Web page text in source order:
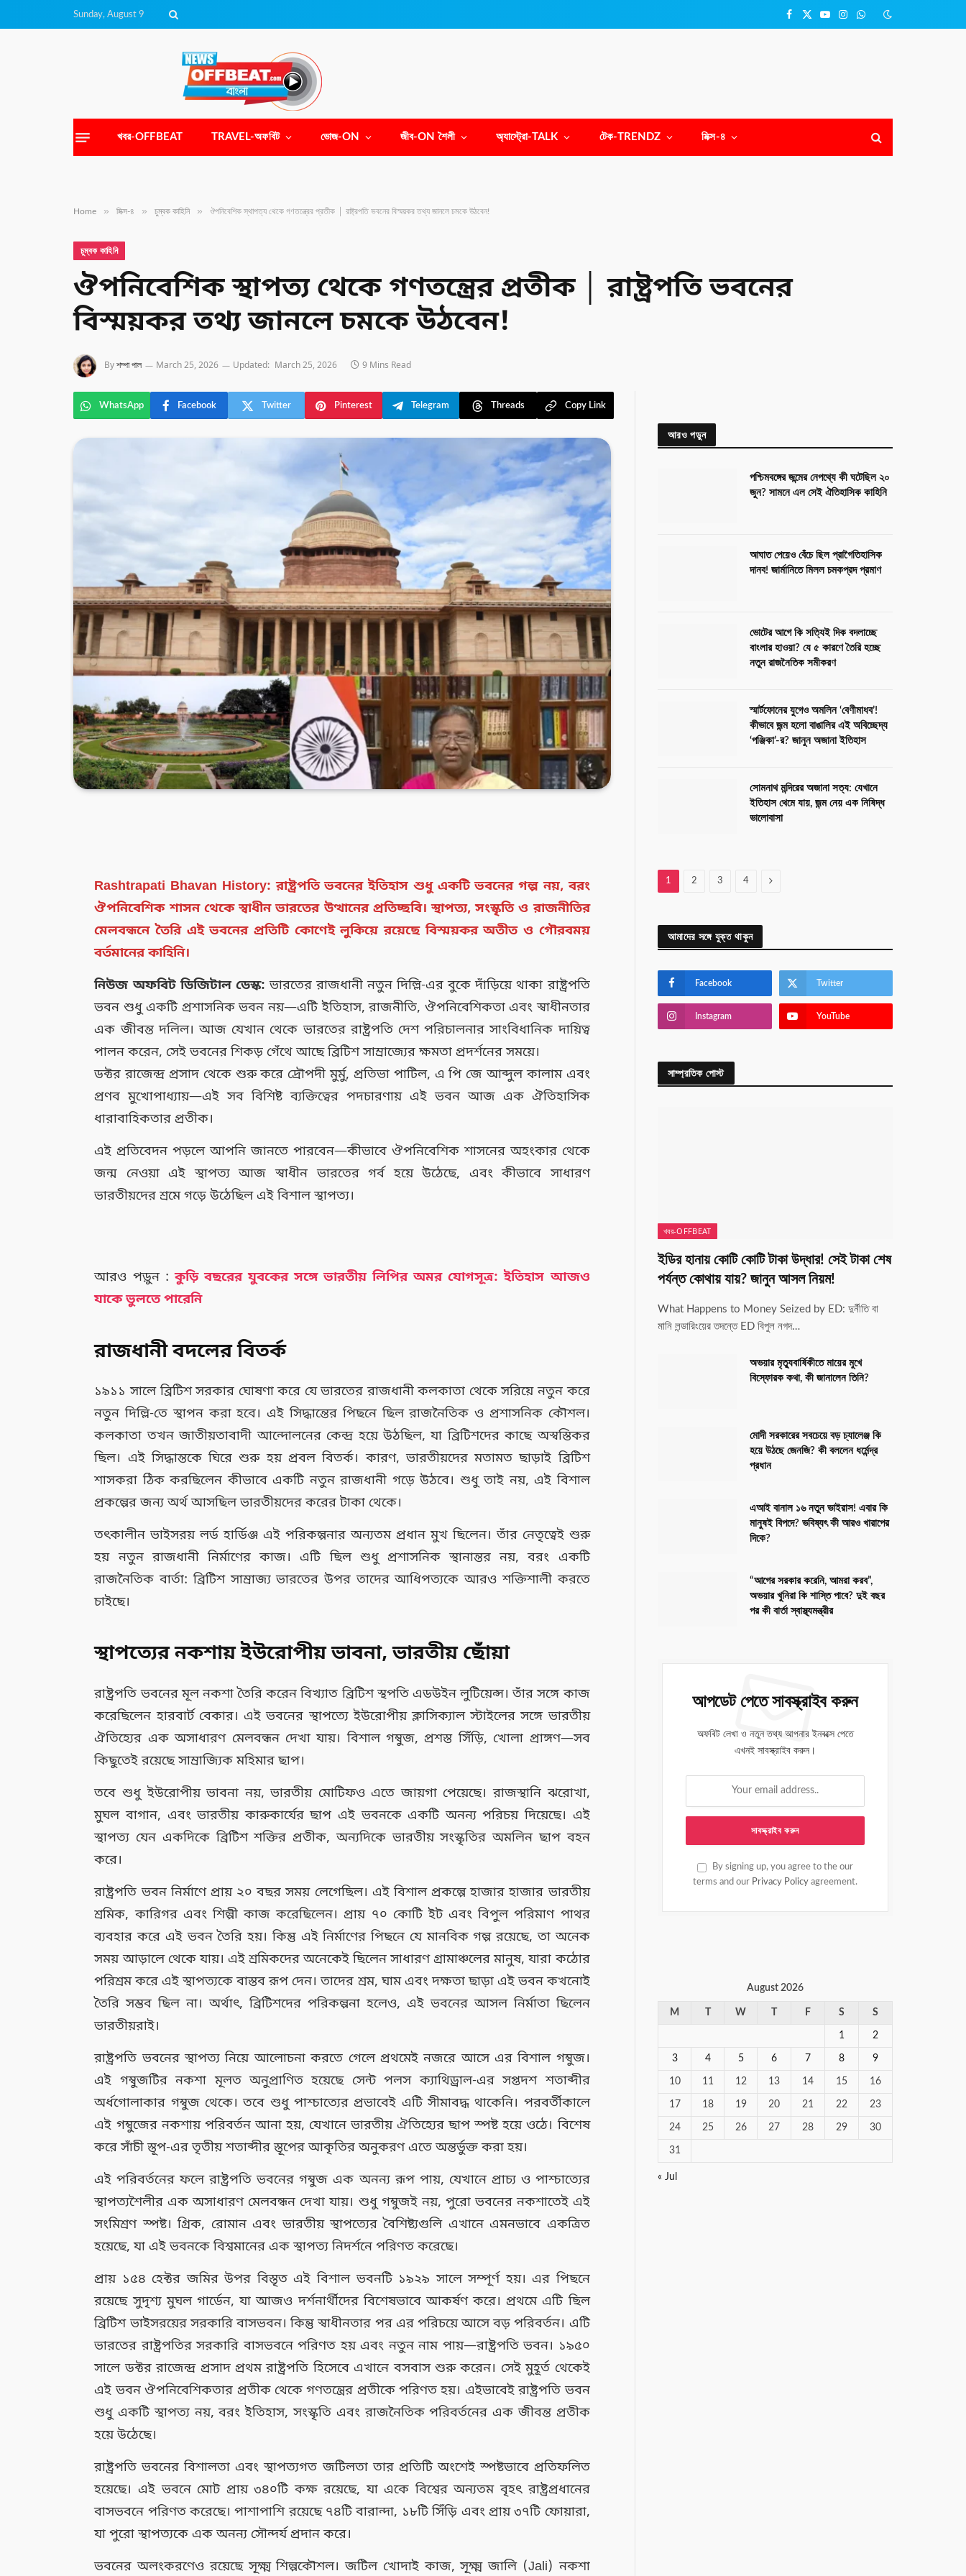
Sunday, August 9
Facebook
X
YouTubeInstagram
WhatsApp
খবর-OFFBEAT TRAVEL-অফবিট ভোজ-ON জীব-ON শৈলী অ্যাস্ট্রো-TALK টেক-TRENDZ মিক্স-৪
Home » মিক্স-৪ » চুম্বক কাহিনি » ঔপনিবেশিক স্থাপত্য থেকে গণতন্ত্রের প্রতীক │ রাষ্ট্রপতি ভবনের বিস্ময়কর তথ্য জানলে চমকে উঠবেন!
চুম্বক কাহিনি
ঔপনিবেশিক স্থাপত্য থেকে গণতন্ত্রের প্রতীক │ রাষ্ট্রপতি ভবনের
বিস্ময়কর তথ্য জানলে চমকে উঠবেন!
Byশম্পা পাল March 25, 2026 Updated: March 25, 2026 9 Mins Read
WhatsApp Facebook Twitter Pinterest Telegram Threads Copy Link
Rashtrapati Bhavan History: রাষ্ট্রপতি ভবনের ইতিহাস শুধু একটি ভবনের গল্প নয়, বরং
ঔপনিবেশিক শাসন থেকে স্বাধীন ভারতের উত্থানের প্রতিচ্ছবি। স্থাপত্য, সংস্কৃতি ও রাজনীতির
মেলবন্ধনে তৈরি এই ভবনের প্রতিটি কোণেই লুকিয়ে রয়েছে বিস্ময়কর অতীত ও গৌরবময়
বর্তমানের কাহিনি।
নিউজ অফবিট ডিজিটাল ডেস্ক: ভারতের রাজধানী নতুন দিল্লি-এর বুকে দাঁড়িয়ে থাকা রাষ্ট্রপতি
ভবন শুধু একটি প্রশাসনিক ভবন নয়—এটি ইতিহাস, রাজনীতি, ঔপনিবেশিকতা এবং স্বাধীনতার
এক জীবন্ত দলিল। আজ যেখান থেকে ভারতের রাষ্ট্রপতি দেশ পরিচালনার সাংবিধানিক দায়িত্ব
পালন করেন, সেই ভবনের শিকড় গেঁথে আছে ব্রিটিশ সাম্রাজ্যের ক্ষমতা প্রদর্শনের সময়ে।
ডক্টর রাজেন্দ্র প্রসাদ থেকে শুরু করে দ্রৌপদী মুর্মু, প্রতিভা পাটিল, এ পি জে আব্দুল কালাম এবং
প্রণব মুখোপাধ্যায়—এই সব বিশিষ্ট ব্যক্তিত্বের পদচারণায় এই ভবন আজ এক ঐতিহাসিক
ধারাবাহিকতার প্রতীক।
এই প্রতিবেদন পড়লে আপনি জানতে পারবেন—কীভাবে ঔপনিবেশিক শাসনের অহংকার থেকে
জন্ম নেওয়া এই স্থাপত্য আজ স্বাধীন ভারতের গর্ব হয়ে উঠেছে, এবং কীভাবে সাধারণ
ভারতীয়দের শ্রমে গড়ে উঠেছিল এই বিশাল স্থাপত্য।
আরও পড়ুন :কুড়ি বছরের যুবকের সঙ্গে ভারতীয় লিপির অমর যোগসূত্র: ইতিহাস আজও
যাকে ভুলতে পারেনি
রাজধানী বদলের বিতর্ক
১৯১১ সালে ব্রিটিশ সরকার ঘোষণা করে যে ভারতের রাজধানী কলকাতা থেকে সরিয়ে নতুন করে
নতুন দিল্লি-তে স্থাপন করা হবে। এই সিদ্ধান্তের পিছনে ছিল রাজনৈতিক ও প্রশাসনিক কৌশল।
কলকাতা তখন জাতীয়তাবাদী আন্দোলনের কেন্দ্র হয়ে উঠছিল, যা ব্রিটিশদের কাছে অস্বস্তিকর
ছিল। এই সিদ্ধান্তকে ঘিরে শুরু হয় প্রবল বিতর্ক। কারণ, ভারতীয়দের মতামত ছাড়াই ব্রিটিশ
শাসকরা ঠিক করছিলেন কীভাবে একটি নতুন রাজধানী গড়ে উঠবে। শুধু তাই নয়, এই বিশাল
প্রকল্পের জন্য অর্থ আসছিল ভারতীয়দের করের টাকা থেকে।
তৎকালীন ভাইসরয় লর্ড হার্ডিঞ্জ এই পরিকল্পনার অন্যতম প্রধান মুখ ছিলেন। তাঁর নেতৃত্বেই শুরু
হয় নতুন রাজধানী নির্মাণের কাজ। এটি ছিল শুধু প্রশাসনিক স্থানান্তর নয়, বরং একটি
রাজনৈতিক বার্তা: ব্রিটিশ সাম্রাজ্য ভারতের উপর তাদের আধিপত্যকে আরও শক্তিশালী করতে
চাইছে।
স্থাপত্যের নকশায় ইউরোপীয় ভাবনা, ভারতীয় ছোঁয়া
রাষ্ট্রপতি ভবনের মূল নকশা তৈরি করেন বিখ্যাত ব্রিটিশ স্থপতি এডউইন লুটিয়েন্স। তাঁর সঙ্গে কাজ
করেছিলেন হারবার্ট বেকার। এই ভবনের স্থাপত্যে ইউরোপীয় ক্লাসিক্যাল স্টাইলের সঙ্গে ভারতীয়
ঐতিহ্যের এক অসাধারণ মেলবন্ধন দেখা যায়। বিশাল গম্বুজ, প্রশস্ত সিঁড়ি, খোলা প্রাঙ্গণ—সব
কিছুতেই রয়েছে সাম্রাজ্যিক মহিমার ছাপ।
তবে শুধু ইউরোপীয় ভাবনা নয়, ভারতীয় মোটিফও এতে জায়গা পেয়েছে। রাজস্থানি ঝরোখা,
মুঘল বাগান, এবং ভারতীয় কারুকার্যের ছাপ এই ভবনকে একটি অনন্য পরিচয় দিয়েছে। এই
স্থাপত্য যেন একদিকে ব্রিটিশ শক্তির প্রতীক, অন্যদিকে ভারতীয় সংস্কৃতির অমলিন ছাপ বহন
করে।
রাষ্ট্রপতি ভবন নির্মাণে প্রায় ২০ বছর সময় লেগেছিল। এই বিশাল প্রকল্পে হাজার হাজার ভারতীয়
শ্রমিক, কারিগর এবং শিল্পী কাজ করেছিলেন। প্রায় ৭০ কোটি ইট এবং বিপুল পরিমাণ পাথর
ব্যবহার করে এই ভবন তৈরি হয়। কিন্তু এই নির্মাণের পিছনে যে মানবিক গল্প রয়েছে, তা অনেক
সময় আড়ালে থেকে যায়। এই শ্রমিকদের অনেকেই ছিলেন সাধারণ গ্রামাঞ্চলের মানুষ, যারা কঠোর
পরিশ্রম করে এই স্থাপত্যকে বাস্তব রূপ দেন। তাদের শ্রম, ঘাম এবং দক্ষতা ছাড়া এই ভবন কখনোই
তৈরি সম্ভব ছিল না। অর্থাৎ, ব্রিটিশদের পরিকল্পনা হলেও, এই ভবনের আসল নির্মাতা ছিলেন
ভারতীয়রাই।
রাষ্ট্রপতি ভবনের স্থাপত্য নিয়ে আলোচনা করতে গেলে প্রথমেই নজরে আসে এর বিশাল গম্বুজ।
এই গম্বুজটির নকশা মূলত অনুপ্রাণিত হয়েছে সেন্ট পলস ক্যাথিড্রাল-এর সপ্তদশ শতাব্দীর
অর্ধগোলাকার গম্বুজ থেকে। তবে শুধু পাশ্চাত্যের প্রভাবেই এটি সীমাবদ্ধ থাকেনি। পরবর্তীকালে
এই গম্বুজের নকশায় পরিবর্তন আনা হয়, যেখানে ভারতীয় ঐতিহ্যের ছাপ স্পষ্ট হয়ে ওঠে। বিশেষ
করে সাঁচী স্তূপ-এর তৃতীয় শতাব্দীর স্তূপের আকৃতির অনুকরণ এতে অন্তর্ভুক্ত করা হয়।
এই পরিবর্তনের ফলে রাষ্ট্রপতি ভবনের গম্বুজ এক অনন্য রূপ পায়, যেখানে প্রাচ্য ও পাশ্চাত্যের
স্থাপত্যশৈলীর এক অসাধারণ মেলবন্ধন দেখা যায়। শুধু গম্বুজই নয়, পুরো ভবনের নকশাতেই এই
সংমিশ্রণ স্পষ্ট। গ্রিক, রোমান এবং ভারতীয় স্থাপত্যের বৈশিষ্ট্যগুলি এখানে এমনভাবে একত্রিত
হয়েছে, যা এই ভবনকে বিশ্বমানের এক স্থাপত্য নিদর্শনে পরিণত করেছে।
প্রায় ১৫৪ হেক্টর জমির উপর বিস্তৃত এই বিশাল ভবনটি ১৯২৯ সালে সম্পূর্ণ হয়। এর পিছনে
রয়েছে সুদৃশ্য মুঘল গার্ডেন, যা আজও দর্শনার্থীদের বিশেষভাবে আকর্ষণ করে। প্রথমে এটি ছিল
ব্রিটিশ ভাইসরয়ের সরকারি বাসভবন। কিন্তু স্বাধীনতার পর এর পরিচয়ে আসে বড় পরিবর্তন। এটি
ভারতের রাষ্ট্রপতির সরকারি বাসভবনে পরিণত হয় এবং নতুন নাম পায়—রাষ্ট্রপতি ভবন। ১৯৫০
সালে ডক্টর রাজেন্দ্র প্রসাদ প্রথম রাষ্ট্রপতি হিসেবে এখানে বসবাস শুরু করেন। সেই মুহূর্ত থেকেই
এই ভবন ঔপনিবেশিকতার প্রতীক থেকে গণতন্ত্রের প্রতীকে পরিণত হয়। এইভাবেই রাষ্ট্রপতি ভবন
শুধু একটি স্থাপত্য নয়, বরং ইতিহাস, সংস্কৃতি এবং রাজনৈতিক পরিবর্তনের এক জীবন্ত প্রতীক
হয়ে উঠেছে।
রাষ্ট্রপতি ভবনের বিশালতা এবং স্থাপত্যগত জটিলতা তার প্রতিটি অংশেই স্পষ্টভাবে প্রতিফলিত
হয়েছে। এই ভবনে মোট প্রায় ৩৪০টি কক্ষ রয়েছে, যা একে বিশ্বের অন্যতম বৃহৎ রাষ্ট্রপ্রধানের
বাসভবনে পরিণত করেছে। পাশাপাশি রয়েছে ৭৪টি বারান্দা, ১৮টি সিঁড়ি এবং প্রায় ৩৭টি ফোয়ারা,
যা পুরো স্থাপত্যকে এক অনন্য সৌন্দর্য প্রদান করে।
ভবনের অলংকরণেও রয়েছে সূক্ষ্ম শিল্পকৌশল। জটিল খোদাই কাজ, সূক্ষ্ম জালি (Jali) নকশা
আরও পড়ুন
পশ্চিমবঙ্গের জন্মের নেপথ্যে কী ঘটেছিল ২০
জুন? সামনে এল সেই ঐতিহাসিক কাহিনি
আঘাত পেয়েও বেঁচে ছিল প্রাগৈতিহাসিক
দানব! জার্মানিতে মিলল চমকপ্রদ প্রমাণ
ভোটের আগে কি সত্যিই দিক বদলাচ্ছে
বাংলার হাওয়া? যে ৫ কারণে তৈরি হচ্ছে
নতুন রাজনৈতিক সমীকরণ
স্মার্টফোনের যুগেও অমলিন ‘বেণীমাধব’!
কীভাবে জন্ম হলো বাঙালির এই অবিচ্ছেদ্য
‘পঞ্জিকা’-র? জানুন অজানা ইতিহাস
সোমনাথ মন্দিরের অজানা সত্য: যেখানে
ইতিহাস থেমে যায়, জন্ম নেয় এক নিষিদ্ধ
ভালোবাসা
1 2 3 4 Next
আমাদের সঙ্গে যুক্ত থাকুন
Facebook Twitter
Instagram YouTube
সাম্প্রতিক পোস্ট
খবর-OFFBEAT
ইডির হানায় কোটি কোটি টাকা উদ্ধার! সেই টাকা শেষ
পর্যন্ত কোথায় যায়? জানুন আসল নিয়ম!
What Happens to Money Seized by ED: দুর্নীতি বা
মানি লন্ডারিংয়ের তদন্তে ED বিপুল নগদ…
অভয়ার মৃত্যুবার্ষিকীতে মায়ের মুখে
বিস্ফোরক কথা, কী জানালেন তিনি?
মোদী সরকারের সবচেয়ে বড় চ্যালেঞ্জ কি
হয়ে উঠছে জেনজি? কী বললেন ধর্মেন্দ্র
প্রধান
এআই বানাল ১৬ নতুন ভাইরাস! এবার কি
মানুষই বিপদে? ভবিষ্যৎ কী আরও খারাপের
দিকে?
“আগের সরকার করেনি, আমরা করব”,
অভয়ার খুনিরা কি শাস্তি পাবে? দুই বছর
পর কী বার্তা স্বাস্থ্যমন্ত্রীর
আপডেট পেতে সাবস্ক্রাইব করুন
অফবিট লেখা ও নতুন তথ্য আপনার ইনবক্সে পেতে
এখনই সাবস্ক্রাইব করুন।
By signing up, you agree to the our
terms and our Privacy Policy agreement.
August 2026
M W F S S
1 2
3 4 5 6 7 8 9
10 11 12 13 14 15 16
17 18 19 20 21 22 23
24 25 26 27 28 29 30
31
« Jul